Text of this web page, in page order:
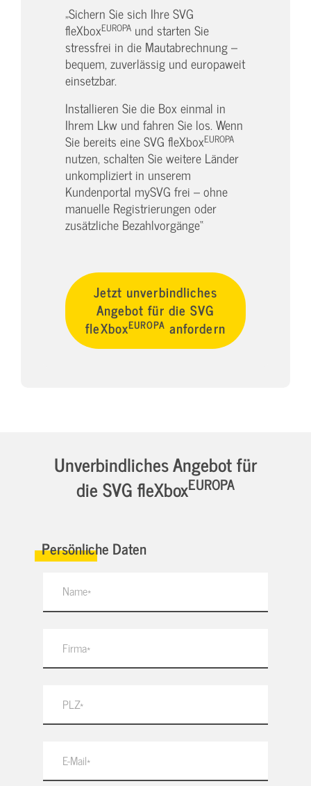
„Sichern Sie sich Ihre SVG
fleXboxEUROPA und starten Sie
stressfrei in die Mautabrechnung –
bequem, zuverlässig und europaweit
einsetzbar.
Installieren Sie die Box einmal in
Ihrem Lkw und fahren Sie los. Wenn
Sie bereits eine SVG fleXboxEUROPA
nutzen, schalten Sie weitere Länder
unkompliziert in unserem
Kundenportal mySVG frei – ohne
manuelle Registrierungen oder
zusätzliche Bezahlvorgänge“
Jetzt unverbindliches
Angebot für die SVG
fleXboxEUROPA anfordern
Unverbindliches Angebot für
die SVG fleXboxEUROPA
Persönliche Daten